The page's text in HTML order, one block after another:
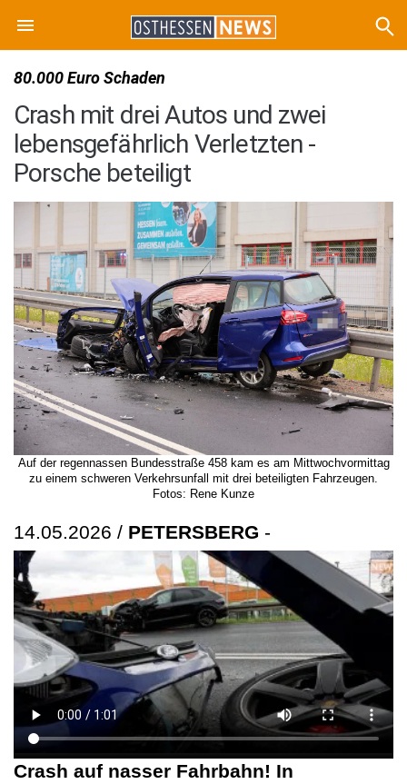
80.000 Euro Schaden
Crash mit drei Autos und zwei
lebensgefährlich Verletzten -
Porsche beteiligt
Auf der regennassen Bundesstraße 458 kam es am Mittwochvormittag
zu einem schweren Verkehrsunfall mit drei beteiligten Fahrzeugen.
Fotos: Rene Kunze
14.05.2026 / PETERSBERG -
Crash auf nasser Fahrbahn! In